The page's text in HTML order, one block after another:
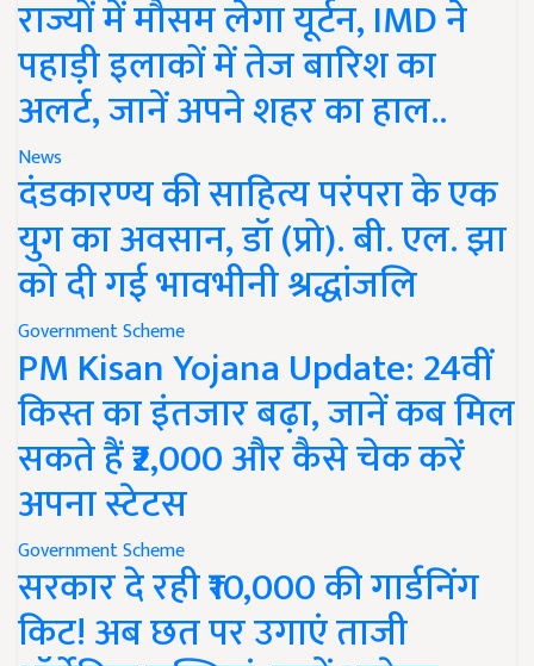
राज्यों में मौसम लेगा यूर्टन, IMD ने
पहाड़ी इलाकों में तेज बारिश का
अलर्ट, जानें अपने शहर का हाल..
News
दंडकारण्य की साहित्य परंपरा के एक
युग का अवसान, डॉ (प्रो). बी. एल. झा
को दी गई भावभीनी श्रद्धांजलि
Government Scheme
PM Kisan Yojana Update: 24वीं
किस्त का इंतजार बढ़ा, जानें कब मिल
सकते हैं ₹2,000 और कैसे चेक करें
अपना स्टेटस
Government Scheme
सरकार दे रही ₹10,000 की गार्डनिंग
किट! अब छत पर उगाएं ताजी